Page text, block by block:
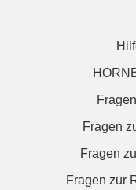
Fragen
Fragen
Fragen zur